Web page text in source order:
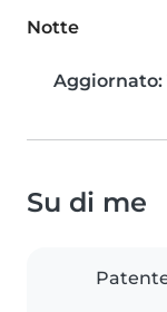
Notte
Aggiornato:
Su di me